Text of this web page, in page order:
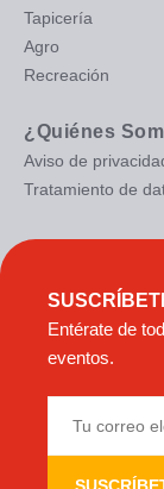
Tapicería
Agro
Recreación
¿Quiénes
Aviso de
Tratamiento de
Entérate de
eventos.